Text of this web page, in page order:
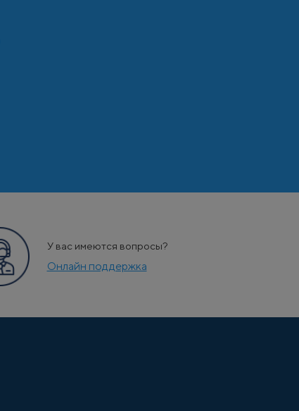
У вас имеются вопросы?
Онлайн поддержка